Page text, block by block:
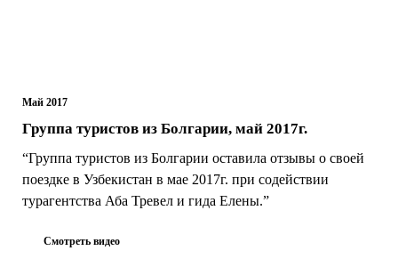
Май 2017
Группа туристов из Болгарии, май 2017г.
“Группа туристов из Болгарии оставила отзывы о своей
поездке в Узбекистан в мае 2017г. при содействии
турагентства Аба Тревел и гида Елены.”
Смотреть видео